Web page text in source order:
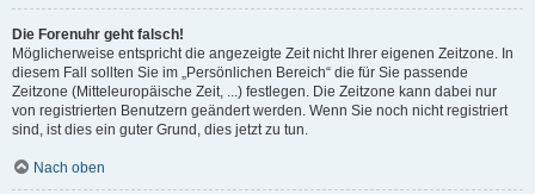
Die Forenuhr geht falsch!
Möglicherweise entspricht die angezeigte Zeit nicht Ihrer eigenen Zeitzone. In
diesem Fall sollten Sie im „Persönlichen Bereich“ die für Sie passende
Zeitzone (Mitteleuropäische Zeit, ...) festlegen. Die Zeitzone kann dabei nur
von registrierten Benutzern geändert werden. Wenn Sie noch nicht registriert
sind, ist dies ein guter Grund, dies jetzt zu tun.
Nach oben